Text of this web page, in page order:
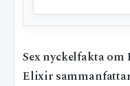
Sex nyckelfakta
Elixir